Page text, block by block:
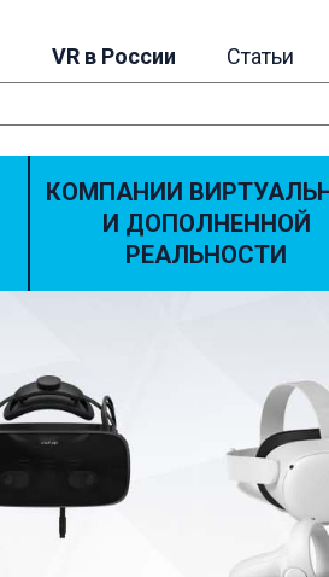
VR в России Статьи
КОМПАНИИ
И ДОПОЛНЕННОЙ
РЕАЛЬНОСТИ